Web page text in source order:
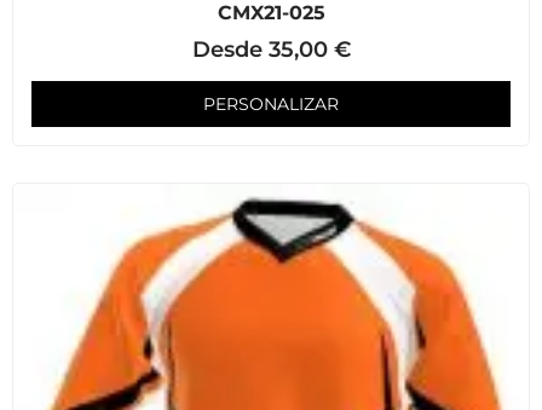
CMX21-025
Desde 35,00 €
PERSONALIZAR